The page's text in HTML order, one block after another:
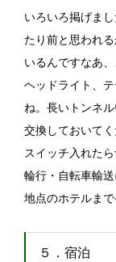
いろいろ掲げま
たり前と思われ
いるんですなあ、
ヘッドライト、
ね。長いトンネ
交換しておいてく
スイッチ入れた
輪行・自転車輸
地点のホテルまで
５．宿泊